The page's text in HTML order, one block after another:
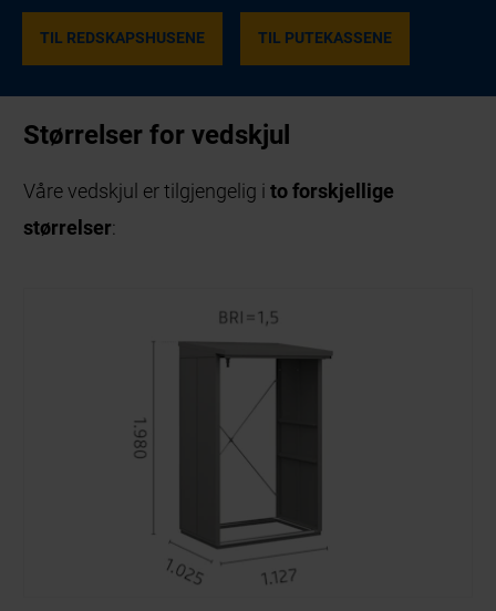
TIL REDSKAPSHUSENE TIL PUTEKASSENE
Størrelser for vedskjul
Våre vedskjul er tilgjengelig ito forskjellige
størrelser: